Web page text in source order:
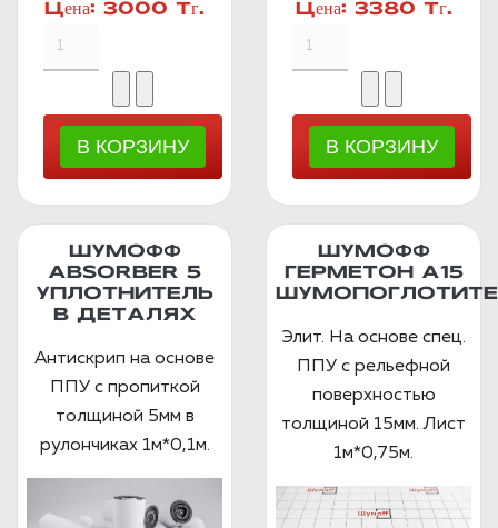
Цена: 3000 Тг. Цена: 3380 Тг.
ШУМОФФ
ABSORBER 5
УПЛОТНИТЕЛЬ
В ДЕТАЛЯХ
Антискрип на основе
ППУ с пропиткой
толщиной 5мм в
рулончиках 1м*0,1м.
ШУМОФФ
ГЕРМЕТОН А15
Элит. На основе спец.
ППУ с рельефной
поверхностью
толщиной 15мм. Лист
1м*0,75м.